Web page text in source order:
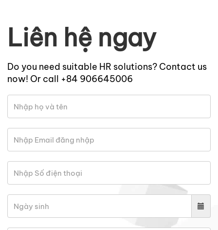
Liên hệ ngay
Do you need suitable HR solutions? Contact us
now! Or call +84 906645006